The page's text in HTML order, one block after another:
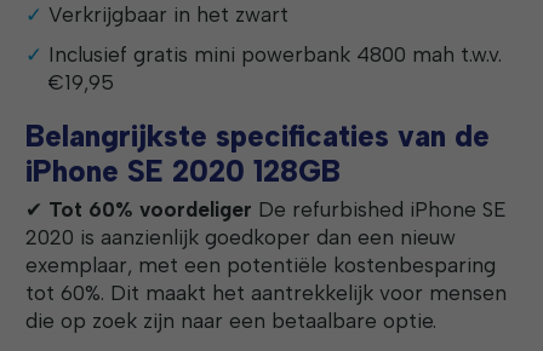
Verkrijgbaar in het zwart
Inclusief gratis mini powerbank 4800 mah t.w.v.
€19,95
Belangrijkste specificaties van de
iPhone SE 2020 128GB
✔ Tot 60% voordeliger De refurbished iPhone SE
2020 is aanzienlijk goedkoper dan een nieuw
exemplaar, met een potentiële kostenbesparing
tot 60%. Dit maakt het aantrekkelijk voor mensen
die op zoek zijn naar een betaalbare optie.